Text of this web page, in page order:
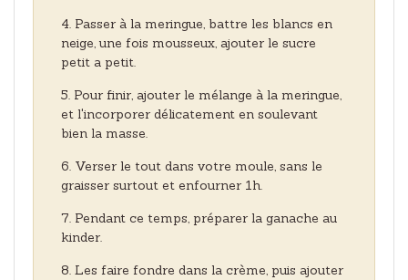
Passer à la meringue, battre les blancs en
neige, une fois mousseux, ajouter le sucre
petit a petit.
Pour finir, ajouter le mélange à la meringue,
et l'incorporer délicatement en soulevant
bien la masse.
Verser le tout dans votre moule, sans le
graisser surtout et enfourner 1h.
Pendant ce temps, préparer la ganache au
kinder.
Les faire fondre dans la crème, puis ajouter